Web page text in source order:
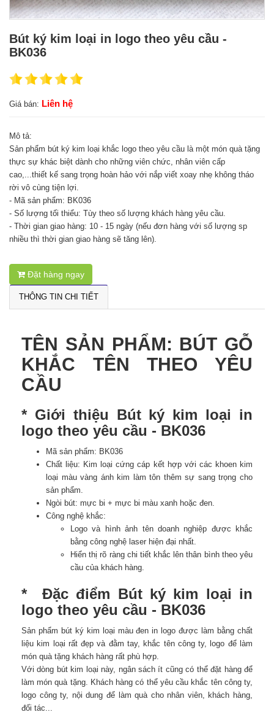
Bút ký kim loại in logo theo yêu cầu -
BK036
Giá bán: Liên hệ
Mô tả:
Sản phẩm bút ký kim loại khắc logo theo yêu cầu là một món quà tặng
thực sự khác biệt dành cho những viên chức, nhân viên cấp
cao,...thiết kế sang trọng hoàn hảo với nắp viết xoay nhẹ không tháo
rời vô cùng tiện lợi.
- Mã sản phẩm: BK036
- Số lượng tối thiểu: Tùy theo số lượng khách hàng yêu cầu.
- Thời gian giao hàng: 10 - 15 ngày (nếu đơn hàng với số lượng sp
nhiều thì thời gian giao hàng sẽ tăng lên).
Đặt hàng ngay
THÔNG TIN CHI TIẾT
TÊN SẢN PHẨM: BÚT GỖ
KHẮC TÊN THEO YÊU
CẦU
* Giới thiệu Bút ký kim loại in
logo theo yêu cầu - BK036
Mã sản phẩm: BK036
Chất liệu: Kim loại cứng cáp kết hợp với các khoen kim
loại màu vàng ánh kim làm tôn thêm sự sang trọng cho
sản phẩm.
Ngòi bút: mực bi + mực bi màu xanh hoặc đen.
Công nghệ khắc:
Logo và hình ảnh tên doanh nghiệp được khắc
bằng công nghệ laser hiện đại nhất.
Hiển thị rõ ràng chi tiết khắc lên thân bình theo yêu
cầu của khách hàng.
* Đặc điểm Bút ký kim loại in
logo theo yêu cầu - BK036
Sản phẩm bút ký kim loại màu đen in logo được làm bằng chất
liệu kim loại rất đẹp và đằm tay, khắc tên công ty, logo để làm
món quà tặng khách hàng rất phù hợp.
Với dòng bút kim loại này, ngân sách ít cũng có thể đặt hàng để
làm món quà tặng. Khách hàng có thể yêu cầu khắc tên công ty,
logo công ty, nội dung để làm quà cho nhân viên, khách hàng,
đối tác...